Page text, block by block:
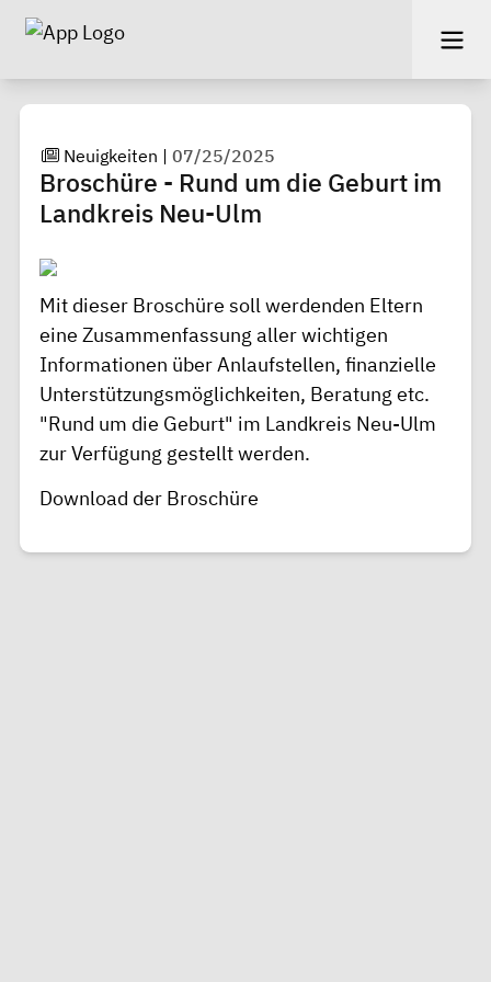
Neuigkeiten |07/25/2025
Broschüre - Rund um die Geburt im
Landkreis Neu-Ulm
Mit dieser Broschüre soll werdenden Eltern
eine Zusammenfassung aller wichtigen
Informationen über Anlaufstellen, finanzielle
Unterstützungsmöglichkeiten, Beratung etc.
"Rund um die Geburt" im Landkreis Neu-Ulm
zur Verfügung gestellt werden.
Download der Broschüre